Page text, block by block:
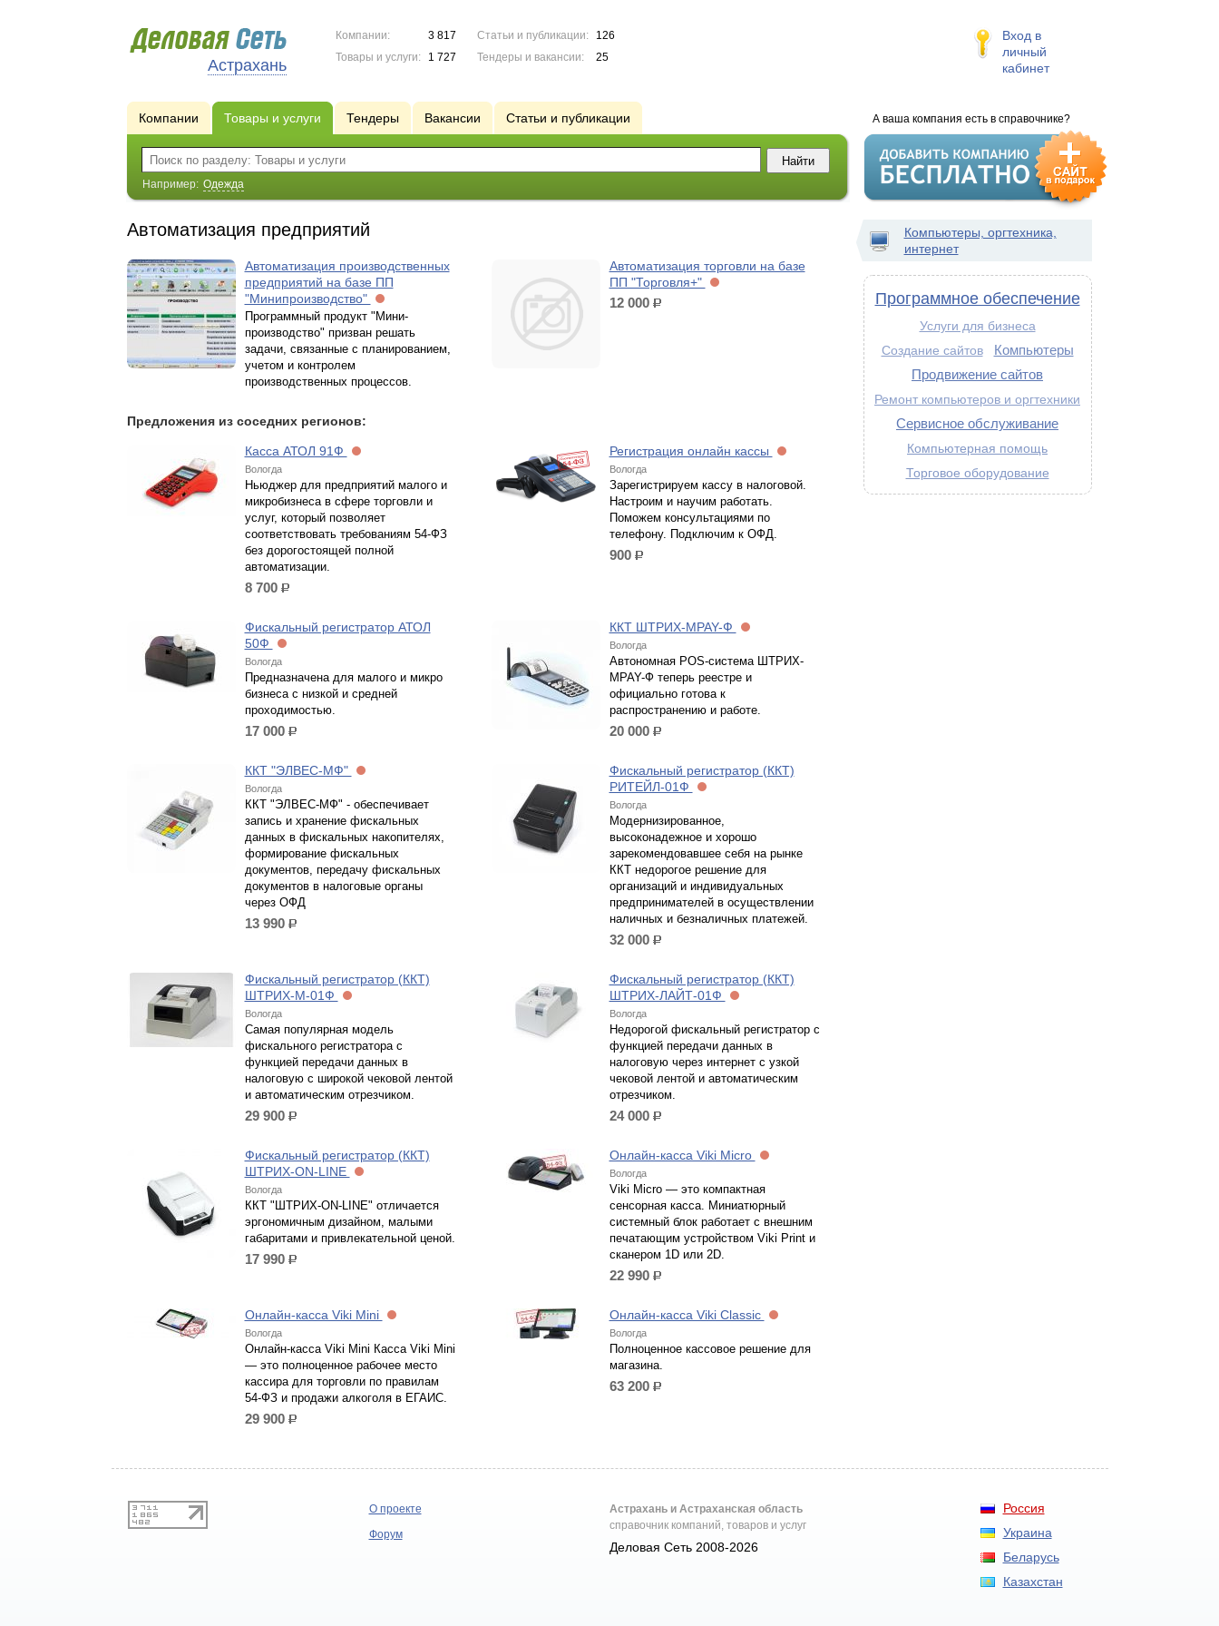
Астрахань
Компании:
3 817
Товары и услуги:
1 727
Статьи и публикации:
126
Тендеры и вакансии:
25
Вход в
личный
кабинет
А ваша компания есть в справочнике?
Компании Товары и услуги Тендеры Вакансии Статьи и публикации
Например: Одежда
Автоматизация предприятий
Автоматизация производственных
предприятий на базе ПП
"Минипроизводство"
Программный продукт "Мини-
производство" призван решать
задачи, связанные с планированием,
учетом и контролем
производственных процессов.
Автоматизация торговли на базе
ПП "Торговля+"
12 000 р.
Предложения из соседних регионов:
Касса АТОЛ 91Ф
Вологда
Ньюджер для предприятий малого и
микробизнеса в сфере торговли и
услуг, который позволяет
соответствовать требованиям 54-ФЗ
без дорогостоящей полной
автоматизации.
8 700 р.
Регистрация онлайн кассы
Вологда
Зарегистрируем кассу в налоговой.
Настроим и научим работать.
Поможем консультациями по
телефону. Подключим к ОФД.
900 р.
Фискальный регистратор АТОЛ
50Ф
Вологда
Предназначена для малого и микро
бизнеса с низкой и средней
проходимостью.
17 000 р.
ККТ ШТРИХ-MPAY-Ф
Вологда
Автономная POS-система ШТРИХ-
MPAY-Ф теперь реестре и
официально готова к
распространению и работе.
20 000 р.
ККТ "ЭЛВЕС-МФ"
Вологда
ККТ "ЭЛВЕС-МФ" - обеспечивает
запись и хранение фискальных
данных в фискальных накопителях,
формирование фискальных
документов, передачу фискальных
документов в налоговые органы
через ОФД
13 990 р.
Фискальный регистратор (ККТ)
РИТЕЙЛ-01Ф
Вологда
Модернизированное,
высоконадежное и хорошо
зарекомендовавшее себя на рынке
ККТ недорогое решение для
организаций и индивидуальных
предпринимателей в осуществлении
наличных и безналичных платежей.
32 000 р.
Фискальный регистратор (ККТ)
ШТРИХ-М-01Ф
Вологда
Самая популярная модель
фискального регистратора с
функцией передачи данных в
налоговую с широкой чековой лентой
и автоматическим отрезчиком.
29 900 р.
Фискальный регистратор (ККТ)
ШТРИХ-ЛАЙТ-01Ф
Вологда
Недорогой фискальный регистратор с
функцией передачи данных в
налоговую через интернет с узкой
чековой лентой и автоматическим
отрезчиком.
24 000 р.
Фискальный регистратор (ККТ)
ШТРИХ-ON-LINE
Вологда
ККТ "ШТРИХ-ON-LINE" отличается
эргономичным дизайном, малыми
габаритами и привлекательной ценой.
17 990 р.
Онлайн-касса Viki Micro
Вологда
Viki Micro — это компактная
сенсорная касса. Миниатюрный
системный блок работает с внешним
печатающим устройством Viki Print и
сканером 1D или 2D.
22 990 р.
Онлайн-касса Viki Mini
Вологда
Онлайн-касса Viki Mini Касса Viki Mini
— это полноценное рабочее место
кассира для торговли по правилам
54-ФЗ и продажи алкоголя в ЕГАИС.
29 900 р.
Онлайн-касса Viki Classic
Вологда
Полноценное кассовое решение для
магазина.
63 200 р.
Компьютеры, оргтехника,
интернет
Программное обеспечение
Услуги для бизнеса
Создание сайтов
Компьютеры
Продвижение сайтов
Ремонт компьютеров и оргтехники
Сервисное обслуживание
Компьютерная помощь
Торговое оборудование
Россия
Украина
Беларусь
Казахстан
О проекте
Форум
Астрахань и Астраханская область
справочник компаний, товаров и услуг
Деловая Сеть 2008-2026